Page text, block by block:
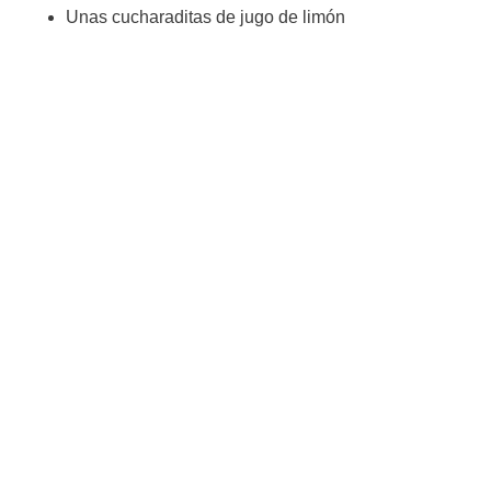
Unas cucharaditas de jugo de limón